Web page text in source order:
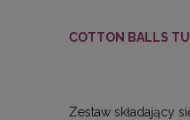
COTTON BALLS
Zestaw składający